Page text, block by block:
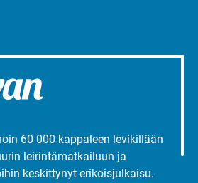
60 000 kappaleen levikillään
leirintämatkailuun ja
keskittynyt erikoisjulkaisu.